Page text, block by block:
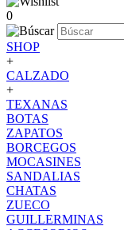
0
SHOP
+
CALZADO
+
TEXANAS
BOTAS
ZAPATOS
BORCEGOS
MOCASINES
SANDALIAS
CHATAS
ZUECO
GUILLERMINAS